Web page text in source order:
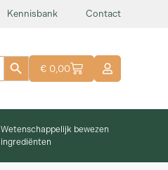
Kennisbank Contact
Zoekknop
€ 0,00
Wetenschappelijk bewezen
ingrediënten